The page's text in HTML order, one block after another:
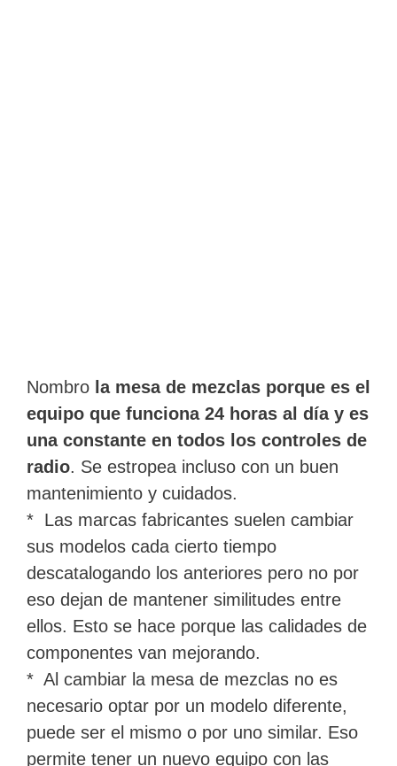
Nombro la mesa de mezclas porque es el
equipo que funciona 24 horas al día y es
una constante en todos los controles de
radio. Se estropea incluso con un buen
mantenimiento y cuidados.
* Las marcas fabricantes suelen cambiar
sus modelos cada cierto tiempo
descatalogando los anteriores pero no por
eso dejan de mantener similitudes entre
ellos. Esto se hace porque las calidades de
componentes van mejorando.
* Al cambiar la mesa de mezclas no es
necesario optar por un modelo diferente,
puede ser el mismo o por uno similar. Eso
permite tener un nuevo equipo con las